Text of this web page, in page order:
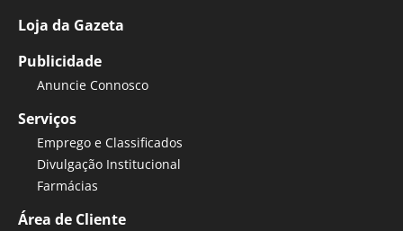
Loja da Gazeta
Publicidade
Anuncie Connosco
Serviços
Emprego e Classificados
Divulgação Institucional
Farmácias
Área de Cliente